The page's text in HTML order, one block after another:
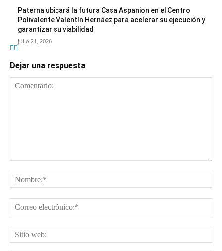
Paterna ubicará la futura Casa Aspanion en el Centro
Polivalente Valentín Hernáez para acelerar su ejecución y
garantizar su viabilidad
julio 21, 2026
Dejar una respuesta